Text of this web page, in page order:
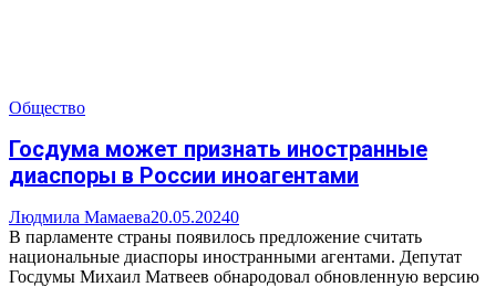
Общество
Госдума может признать иностранные
диаспоры в России иноагентами
Людмила Мамаева20.05.20240
В парламенте страны появилось предложение считать
национальные диаспоры иностранными агентами. Депутат
Госдумы Михаил Матвеев обнародовал обновленную версию